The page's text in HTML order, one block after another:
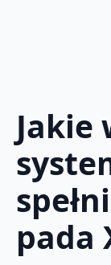
Jakie
pada